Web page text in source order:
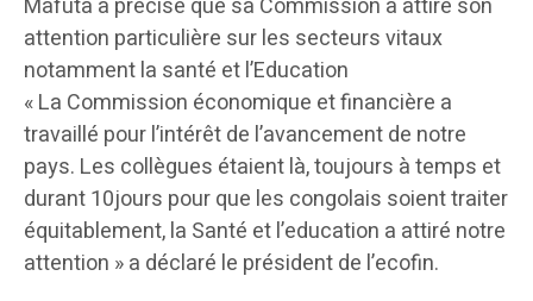
attention particulière sur les secteurs vitaux
notamment la santé et l’Education
« La Commission économique et financière a
travaillé pour l’intérêt de l’avancement de notre
pays. Les collègues étaient là, toujours à temps et
durant 10jours pour que les congolais soient traiter
équitablement, la Santé et l’education a attiré notre
attention » a déclaré le président de l’ecofin.